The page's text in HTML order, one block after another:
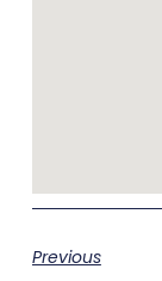
Previous